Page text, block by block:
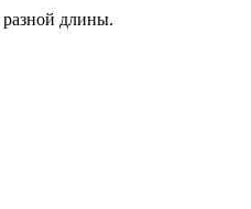
длины.